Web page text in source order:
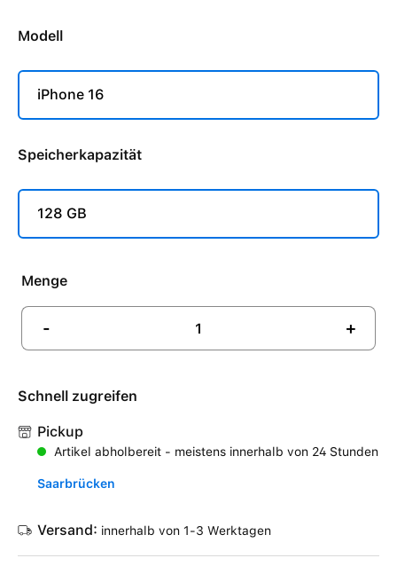
Modell
iPhone 16
Speicherkapazität
128 GB
Menge
- +
Schnell zugreifen
Pickup
Artikel abholbereit - meistens innerhalb von 24 Stunden
Saarbrücken
Versand: innerhalb von 1-3 Werktagen